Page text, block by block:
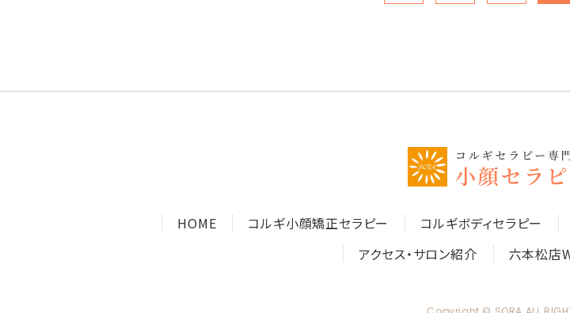
HOME コルギ小顔矯正セラピー コルギボディセラピー
アクセス・サロン紹介
六本松店